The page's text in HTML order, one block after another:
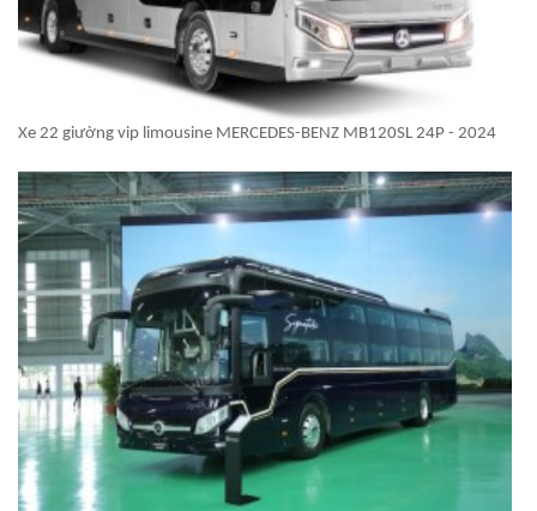
Xe 22 giường vip limousine MERCEDES-BENZ MB120SL 24P - 2024